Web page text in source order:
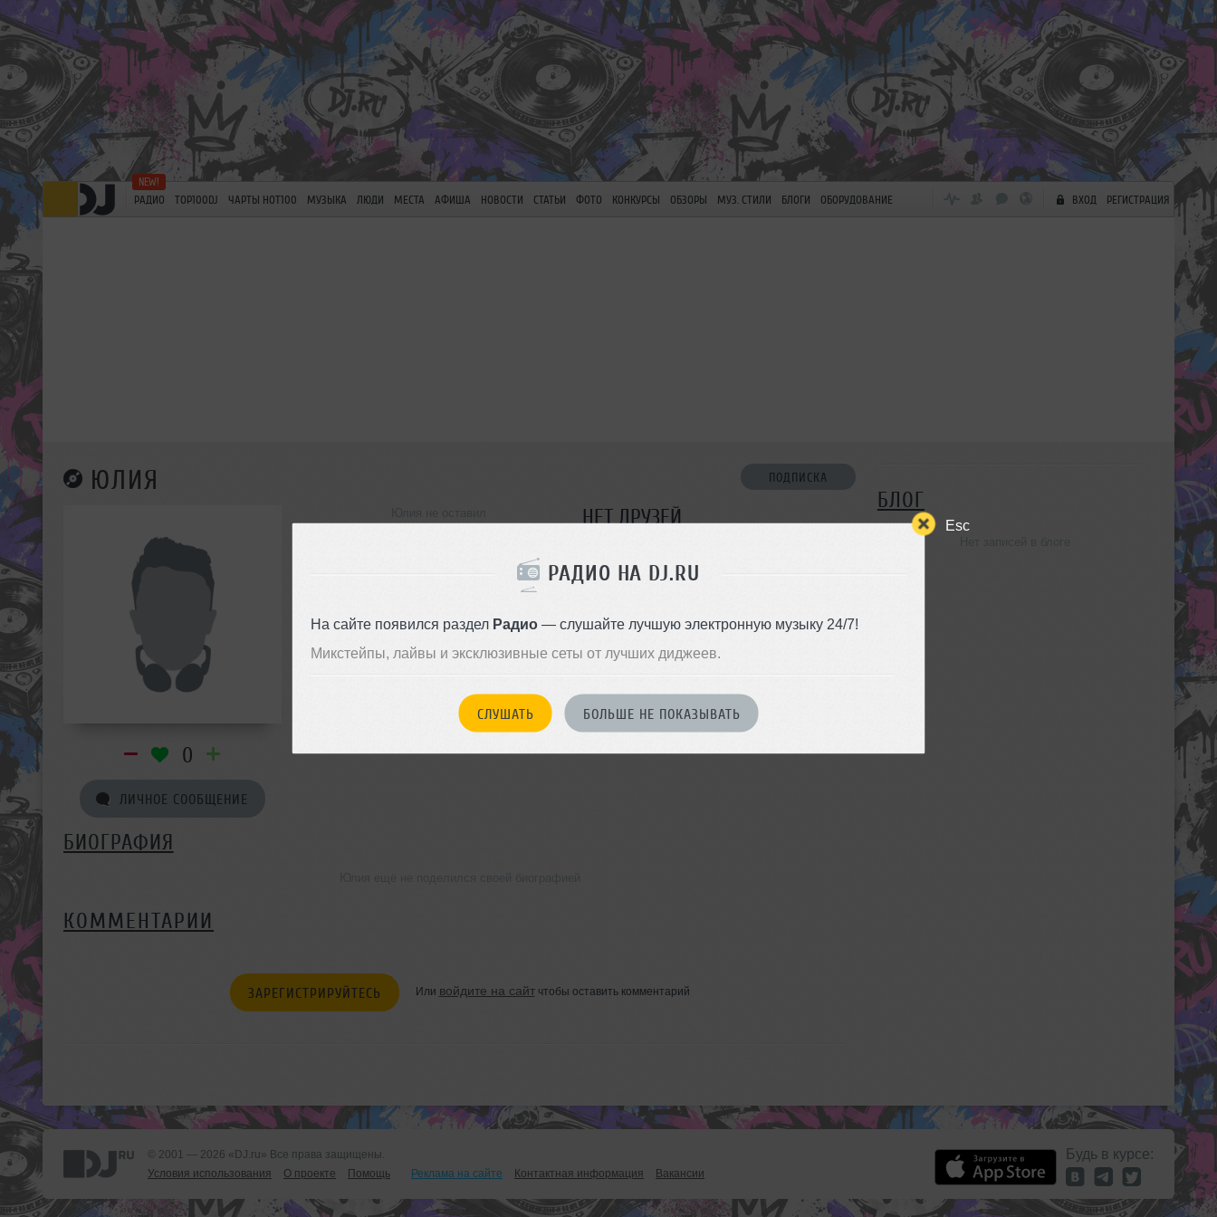
Esc
РАДИО НА DJ.RU
На сайте появился раздел Радио— слушайте лучшую электронную музыку 24/7!
Микстейпы, лайвы и эксклюзивные сеты от лучших диджеев.
СЛУШАТЬ БОЛЬШЕ НЕ ПОКАЗЫВАТЬ
РАДИО TOP100DJ ЧАРТЫ HOT100 МУЗЫКА ЛЮДИ МЕСТА АФИША НОВОСТИ СТАТЬИ ФОТО КОНКУРСЫ ОБЗОРЫ МУЗ. СТИЛИ БЛОГИ ОБОРУДОВАНИЕ ВХОД РЕГИСТРАЦИЯ
ЮЛИЯ ПОДПИСКА
0
ЛИЧНОЕ СООБЩЕНИЕ
НЕТ ДРУЗЕЙ
БИОГРАФИЯ
КОММЕНТАРИИ
ЗАРЕГИСТРИРУЙТЕСЬ Или войдите на сайтчтобы оставить комментарий
БЛОГ
© 2001 — 2026 «DJ.ru» Все права защищены.
Условия использования
О проекте Помощь Реклама на сайте Контактная информация Вакансии
Будь в курсе: